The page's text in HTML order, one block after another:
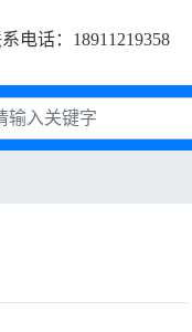
电话：18911219358